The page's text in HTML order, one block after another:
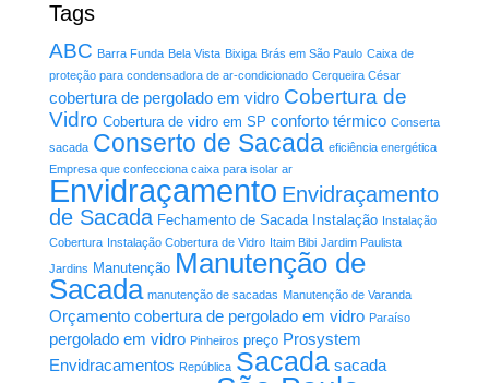
Tags
ABC Barra Funda Bela Vista Bixiga Brás em São Paulo Caixa de
proteção para condensadora de ar-condicionado Cerqueira César
cobertura de pergolado em vidro Cobertura de
Vidro Cobertura de vidro em SP conforto térmico Conserta
sacada Conserto de Sacada eficiência energética
Empresa que confecciona caixa para isolar ar
Envidraçamento Envidraçamento
de Sacada Fechamento de Sacada Instalação Instalação
Cobertura Instalação Cobertura de Vidro Itaim Bibi Jardim Paulista
Jardins Manutenção Manutenção de
Sacada manutenção de sacadas Manutenção de Varanda
Orçamento cobertura de pergolado em vidro Paraíso
pergolado em vidro Pinheiros preço Prosystem
Envidracamentos República Sacada sacada